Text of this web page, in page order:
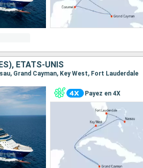
ÉTATS-UNIS
Grand Cayman, Key West, Fort Lauderdale
Payez en 4X